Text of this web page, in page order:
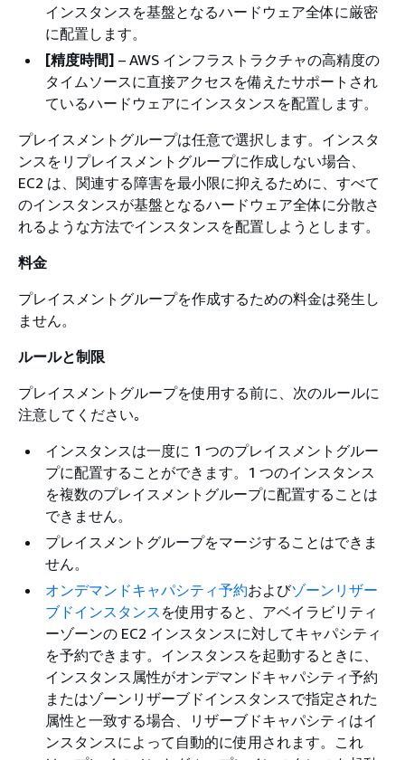
インスタンスを基盤となるハードウェア全体に厳密
に配置します。
[精度時間] – AWS インフラストラクチャの高精度の
タイムソースに直接アクセスを備えたサポートされ
ているハードウェアにインスタンスを配置します。
プレイスメントグループは任意で選択します。インスタ
ンスをリプレイスメントグループに作成しない場合、
EC2 は、関連する障害を最小限に抑えるために、すべて
のインスタンスが基盤となるハードウェア全体に分散さ
れるような方法でインスタンスを配置しようとします。
料金
プレイスメントグループを作成するための料金は発生し
ません。
ルールと制限
プレイスメントグループを使用する前に、次のルールに
注意してください｡
インスタンスは一度に 1 つのプレイスメントグルー
プに配置することができます。1 つのインスタンス
を複数のプレイスメントグループに配置することは
できません。
プレイスメントグループをマージすることはできま
せん。
オンデマンドキャパシティ予約およびゾーンリザー
ブドインスタンス を使用すると、アベイラビリティ
ーゾーンの EC2 インスタンスに対してキャパシティ
を予約できます。インスタンスを起動するときに、
インスタンス属性がオンデマンドキャパシティ予約
またはゾーンリザーブドインスタンスで指定された
属性と一致する場合、リザーブドキャパシティはイ
ンスタンスによって自動的に使用されます。これ